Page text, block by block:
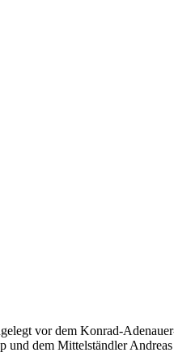
vor dem Konrad-
dem Mittelständler